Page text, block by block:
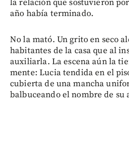
la relación que sostuvieron
año había terminado.
No la mató. Un grito en seco
habitantes de la casa que al
auxiliarla. La escena aún la
mente: Lucia tendida en el
cubierta de una mancha
balbuceando el nombre de su